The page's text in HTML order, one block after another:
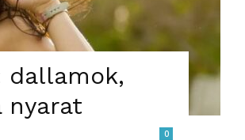
dallamok,
nyarat
0